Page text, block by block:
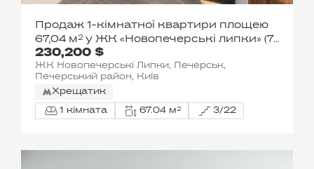
230,200 $
Продаж 1-кімнатної квартири площею
67,04 м² у ЖК «Новопечерські липки» (7-
ма черга), будинок № 3, вул. Андрія
Верхогляда/Драгомирова, Печерськ,
Київ
ЖК Новопечерські Липки, Печерськ,
Печерський район, Київ
Хрещатик
1 кімната 67.04 м² 3/22